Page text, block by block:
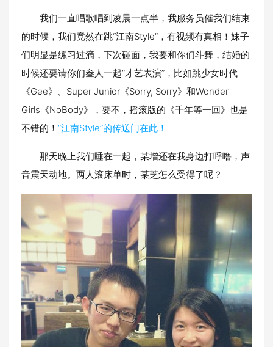
我们一直唱歌唱到凌晨一点半，我服务员催我们结束
的时候，我们竟然在跳“江南Style”，有视频有真相！妹子
们明显是练习过滴，下次碰面，我要和你们斗舞，结婚的
时候还要请你们叁人一起“才艺表演”，比如跳少女时代
《Gee》、Super Junior《Sorry, Sorry》和Wonder
Girls《NoBody》，要不，摇滚版的《千年等一回》也是
不错的！ “江南Style”的传送门在此！
那天晚上我们睡在一起，某增还在我身边打呼噜，声
音震天动地。两人滚床单时，某芝怎么受得了呢？